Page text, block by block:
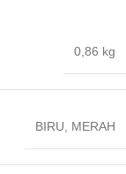
0,86 kg
BIRU MERAH